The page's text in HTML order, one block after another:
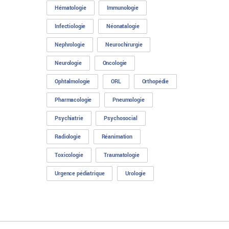
Hématologie Immunologie
Infectiologie Néonatalogie
Nephrologie Neurochirurgie
Neurologie Oncologie
Ophtalmologie ORL Orthopédie
Pharmacologie Pneumologie
Psychiatrie Psychosocial
Radiologie Réanimation
Toxicologie Traumatologie
Urgence pédiatrique Urologie